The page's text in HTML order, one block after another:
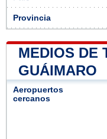
Provincia
MEDIOS DE
GUÁIMARO
Aeropuertos
cercanos